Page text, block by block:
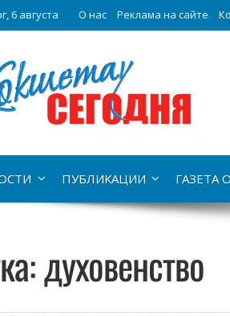
6 августа О нас Реклама на сайте
ПУБЛИКАЦИИ ГАЗЕТА
духовенство